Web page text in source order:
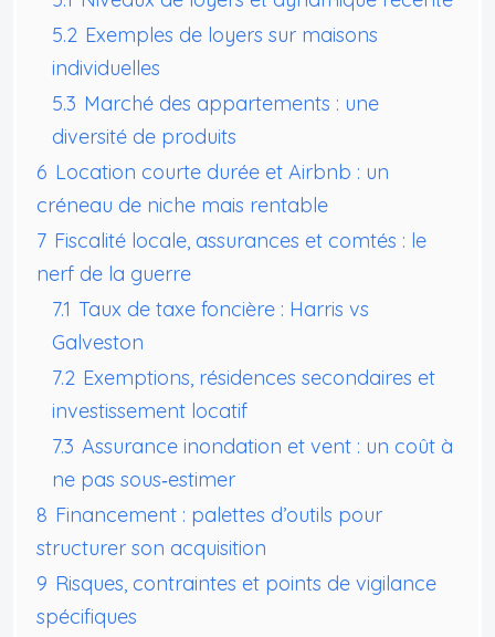
5.2 Exemples de loyers sur maisons
individuelles
5.3 Marché des appartements : une
diversité de produits
6 Location courte durée et Airbnb : un
créneau de niche mais rentable
7 Fiscalité locale, assurances et comtés : le
nerf de la guerre
7.1 Taux de taxe foncière : Harris vs
Galveston
7.2 Exemptions, résidences secondaires et
investissement locatif
7.3 Assurance inondation et vent : un coût à
ne pas sous‑estimer
8 Financement : palettes d’outils pour
structurer son acquisition
9 Risques, contraintes et points de vigilance
spécifiques